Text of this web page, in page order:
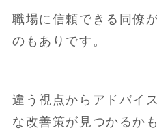
職場に信頼できる同僚
のもありです。
違う視点からアドバイ
な改善策が見つかるか